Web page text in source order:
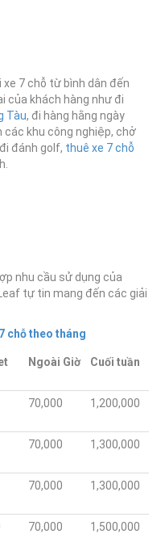
7 chỗ từ bình dân đến
của khách hàng như đi
Tàu, đi hàng hằng ngày
các khu công nghiệp, chở
đánh golf, thuê xe 7 chỗ
nhu cầu sử dụng của
tự tin mang đến các giải
chỗ theo tháng
Ngoài Giờ Cuối tuần
70,000 1,200,000
70,000 1,300,000
70,000 1,300,000
70,000 1,500,000